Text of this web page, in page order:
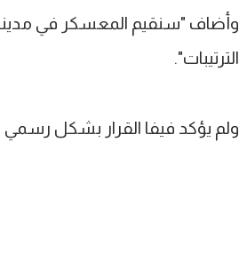
وأضاف "سنقيم المعسكر في مدينة
الترتيبات".
ولم يؤكد فيفا القرار بشكل رسمي